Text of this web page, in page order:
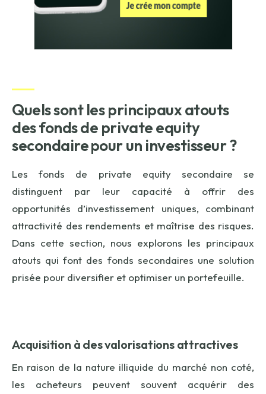
Quels sont les principaux atouts
des fonds de private equity
secondaire pour un investisseur ?
Les fonds de private equitysecondaire se
distinguent par leur capacité à offrir des
opportunités d’investissement uniques, combinant
attractivité des rendements et maîtrise des risques.
Dans cette section, nous explorons les principaux
atouts qui font des fonds secondaires une solution
prisée pour diversifier et optimiser un portefeuille.
Acquisition à des valorisations attractives
En raison de la nature illiquide du marché non coté,
les acheteurs peuvent souvent acquérir des